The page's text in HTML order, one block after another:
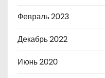
Февраль 2023
Декабрь 2022
Июнь 2020